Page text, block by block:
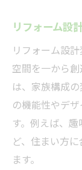
リフォーム設
リフォーム設
空間を一から
は、家族構成
の機能性やデ
す。例えば、
ど、住まい方
ます。